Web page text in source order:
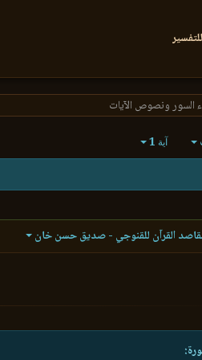
ونصوص الآيات
آية 1
القرآن للقنوجي - صديق حسن خان